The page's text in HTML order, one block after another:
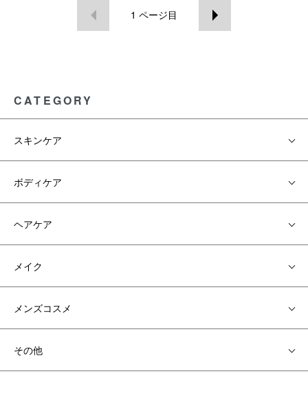
1 ページ目
CATEGORY
スキンケア
ボディケア
ヘアケア
メイク
メンズコスメ
その他